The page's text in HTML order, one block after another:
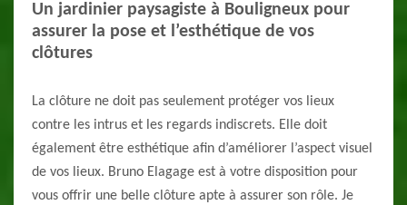
Un jardinier paysagiste à Bouligneux pour
assurer la pose et l’esthétique de vos
clôtures
La clôture ne doit pas seulement protéger vos lieux
contre les intrus et les regards indiscrets. Elle doit
également être esthétique afin d’améliorer l’aspect visuel
de vos lieux. Bruno Elagage est à votre disposition pour
vous offrir une belle clôture apte à assurer son rôle. Je